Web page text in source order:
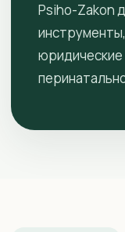
Psiho-Zakon
юридические